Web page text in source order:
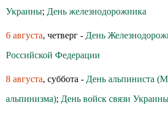
Украины; День железнодорожника
6 августа, четверг - День
Российской Федерации
8 августа, суббота - День альпиниста
альпинизма); День войск связи